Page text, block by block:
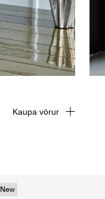
New
Kaupa vörur